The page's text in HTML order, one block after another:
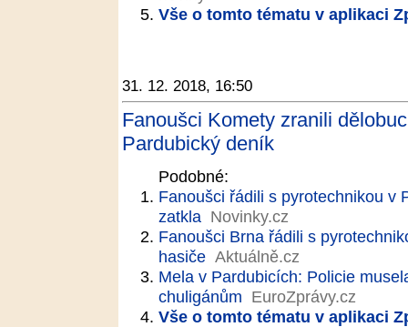
Vše o tomto tématu v aplikaci
31. 12. 2018, 16:50
Fanoušci Komety zranili
Pardubický deník
Podobné:
Fanoušci řádili s pyrotechnikou v
zatkla Novinky.cz
Fanoušci Brna řádili s
hasiče Aktuálně.cz
Mela v Pardubicích: Policie
chuligánům EuroZprávy.cz
Vše o tomto tématu v aplikaci